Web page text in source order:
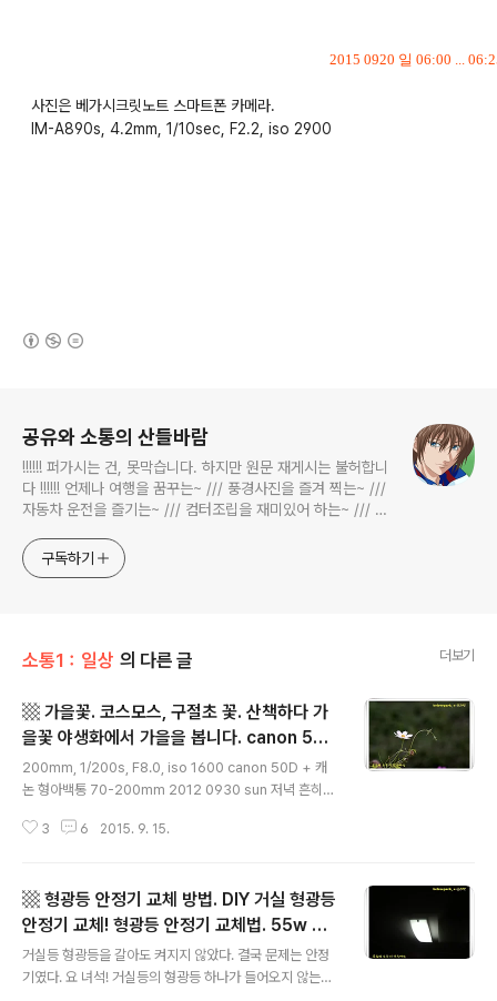
2015 0920 일 06:00 ...
사진은 베가시크릿노트 스마트폰 카메라.
IM-A890s, 4.2mm, 1/10sec, F2.2, iso 2900
공유와 소통의 산들바람
!!!!!! 퍼가시는 건, 못막습니다. 하지만 원문 재게시는 불허합니
다 !!!!!! 언제나 여행을 꿈꾸는~ /// 풍경사진을 즐겨 찍는~ ///
자동차 운전을 즐기는~ /// 컴터조립을 재미있어 하는~ /// 고
식하는 미드가 있는~ /// 사회적 이슈에 발언하는~ 不老巨
구독하기
소통1：일상 의 다른 글 더보기
▩ 가을꽃. 코스모스, 구절초 꽃. 산책하다 가
을꽃 야생화에서 가을을 봅니다. canon 50D
+ 캐논 형아백통, 가을꽃 사진. 코스모스 사진,
구절초 꽃 사진. ▩
200mm, 1/200s, F8.0, iso 1600 canon 50D + 캐
논 형아백통 70-200mm 2012 0930 sun 저녁 흔히
대표하는 꽃입니다. 코스모스를 보면 가을이 오고 있거나
불케 하지만 이미 9월로 접어들었으니 가을이 아니라고도
할 수 없는 시기입니다. 200mm, 1/320s, F8.0, iso 16
00 canon 50D + 캐논 형아백통 70-200mm 2012 0
930 sun 저녁 구절초(?) 같습니다. 구절초 꽃 역시 가을에
3 6 2015. 9. 15.
▩ 형광등 안정기 교체 방법. DIY 거실 형광등
안정기 교체! 형광등 안정기 교체법. 55w 형
광등 안정기 파는 곳. 형광등을 갈아도 안 켜질
때 안정기를 의심. 55w 안정기 전선 연결 방
거실등 형광등을 갈아도 켜지지 않았다. 결국 문제는 안정
기였다. 요 녀석! 거실등의 형광등 하나가 들어오지 않는다.